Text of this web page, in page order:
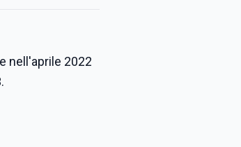
nell'aprile 2022